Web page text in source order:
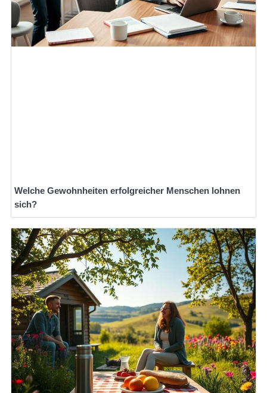
Welche Gewohnheiten erfolgreicher Menschen lohnen
sich?